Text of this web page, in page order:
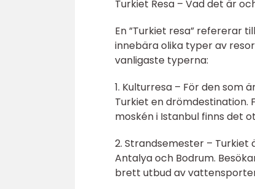
Turkiet Resa – Vad det är
En ”Turkiet resa” refererar
innebära olika typer av
vanligaste typerna:
1. Kulturresa – För den
Turkiet en drömdestination.
moskén i Istanbul finns det
2. Strandsemester –
Antalya och Bodrum.
brett utbud av